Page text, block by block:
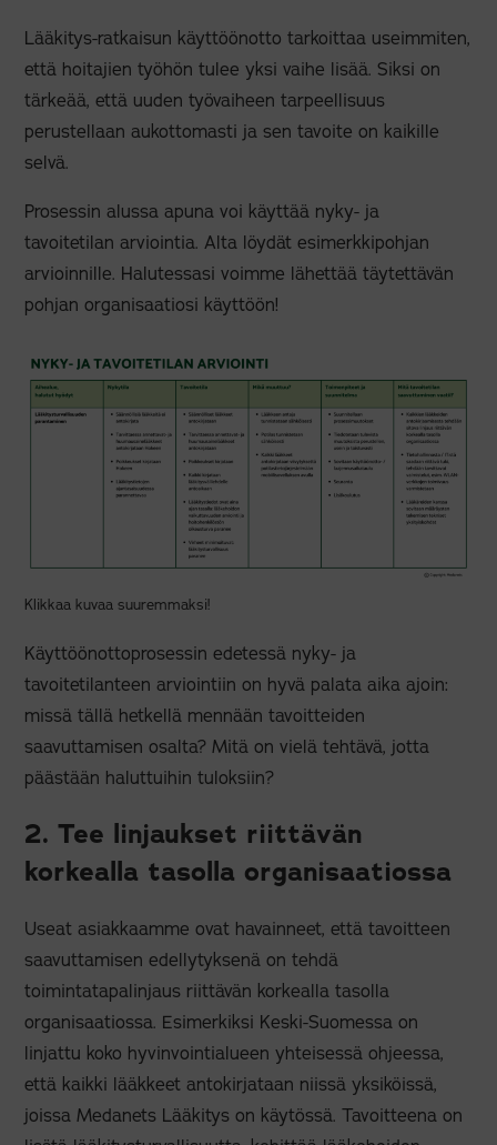
Lääkitys-ratkaisun käyttöönotto tarkoittaa useimmiten,
että hoitajien työhön tulee yksi vaihe lisää. Siksi on
tärkeää, että uuden työvaiheen tarpeellisuus
perustellaan aukottomasti ja sen tavoite on kaikille
selvä.
Prosessin alussa apuna voi käyttää nyky- ja
tavoitetilan arviointia. Alta löydät esimerkkipohjan
arvioinnille. Halutessasi voimme lähettää täytettävän
pohjan organisaatiosi käyttöön!
Klikkaa kuvaa suuremmaksi!
Käyttöönottoprosessin edetessä nyky- ja
tavoitetilanteen arviointiin on hyvä palata aika ajoin:
missä tällä hetkellä mennään tavoitteiden
saavuttamisen osalta? Mitä on vielä tehtävä, jotta
päästään haluttuihin tuloksiin?
2. Tee linjaukset riittävän
korkealla tasolla organisaatiossa
Useat asiakkaamme ovat havainneet, että tavoitteen
saavuttamisen edellytyksenä on tehdä
toimintatapalinjaus riittävän korkealla tasolla
organisaatiossa. Esimerkiksi Keski-Suomessa on
linjattu koko hyvinvointialueen yhteisessä ohjeessa,
että kaikki lääkkeet antokirjataan niissä yksiköissä,
joissa Medanets Lääkitys on käytössä. Tavoitteena on